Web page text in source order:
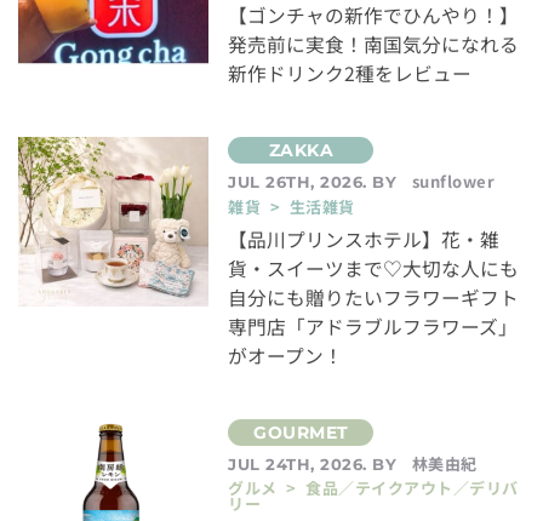
【ゴンチャの新作でひんやり！】
発売前に実食！南国気分になれる
新作ドリンク2種をレビュー
JUL 26TH, 2026. BY
sunflower
雑貨 > 生活雑貨
【品川プリンスホテル】花・雑
貨・スイーツまで♡大切な人にも
自分にも贈りたいフラワーギフト
専門店「アドラブルフラワーズ」
がオープン！
JUL 24TH, 2026. BY
林美由紀
グルメ > 食品／テイクアウト／デリバ
リー